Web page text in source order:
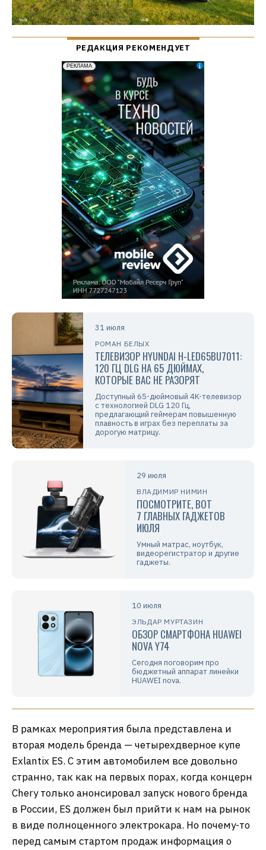
31 июля
РОМАН БЕЛЫХ
ТЕЛЕВИЗОР HYUNDAI H-LED65BU7011:
120 ГЦ DLG НА 65 ДЮЙМАХ,
КОТОРЫЕ ВАС НЕ РАЗОРЯТ
Доступный 65-дюймовый 4K-телевизор
с технологией DLG 120 Гц,
предлагающий геймерам повышенную
плавность в играх без переплаты за
дорогую матрицу.
29 июля
ВЛАДИМИР НИМИН
ПОСМОТРИТЕ, ВОТ
7 ГЛАВНЫХ ГАДЖЕТОВ
ИЮЛЯ
Умный матрас, ноутбук,
видеорегистратор и другие
гаджеты.
10 июля
ЭЛЬДАР МУРТАЗИН
ОБЗОР СМАРТФОНА HUAWEI
NOVA Y74
Сегодня поговорим про
бюджетный аппарат линейки
HUAWEI nova.
В рамках мероприятия была представлена и
вторая модель бренда — четырехдверное купе
Exlantix ES. С этим автомобилем все довольно
странно, так как на первых порах, когда концерн
Chery только анонсировал запуск нового бренда
в России, ES должен был прийти к нам на рынок
в виде полноценного электрокара. Но почему-то
перед самым стартом продаж информация о